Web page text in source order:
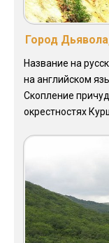
Город
Название на
на английском
Скопление
окрестностях